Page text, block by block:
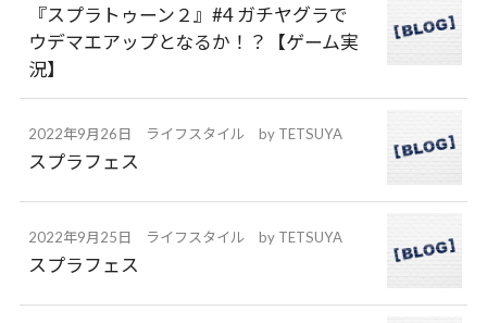
『スプラトゥーン２』#4 ガチヤグラで
ウデマエアップとなるか！？【ゲーム実
況】
2022年9月26日 ライフスタイル by TETSUYA
スプラフェス
2022年9月25日 ライフスタイル by TETSUYA
スプラフェス